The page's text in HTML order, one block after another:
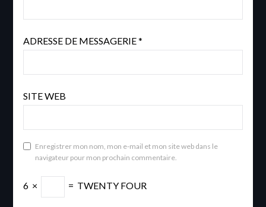
ADRESSE DE MESSAGERIE*
SITE WEB
Enregistrer mon nom, mon e-mail et mon site web dans le
navigateur pour mon prochain commentaire.
6 × = TWENTY FOUR